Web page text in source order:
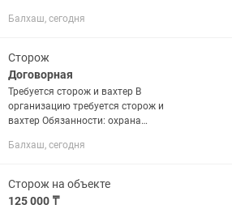
объекте; обход...
Балхаш, сегодня
Сторож
Договорная
Требуется сторож и вахтер В
организацию требуется сторож и
вахтер Обязанности: охрана
объекте; обход...
Балхаш, сегодня
Сторож на объекте
125 000 ₸